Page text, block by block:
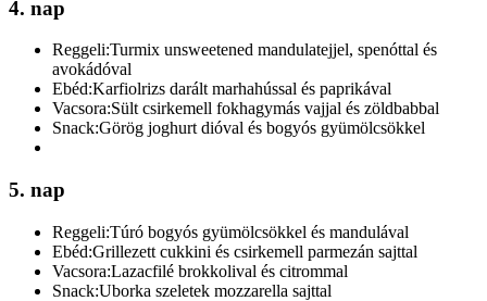
4. nap
Reggeli:Turmix unsweetened mandulatejjel, spenóttal és
avokádóval
Ebéd:Karfiolrizs darált marhahússal és paprikával
Vacsora:Sült csirkemell fokhagymás vajjal és zöldbabbal
Snack:Görög joghurt dióval és bogyós gyümölcsökkel
5. nap
Reggeli:Túró bogyós gyümölcsökkel és mandulával
Ebéd:Grillezett cukkini és csirkemell parmezán sajttal
Vacsora:Lazacfilé brokkolival és citrommal
Snack:Uborka szeletek mozzarella sajttal